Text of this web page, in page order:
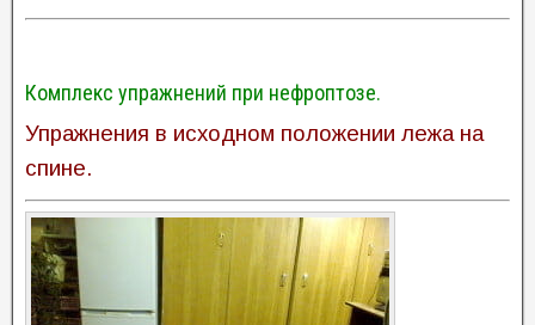
Комплекс упражнений при нефроптозе.
Упражнения в исходном положении лежа на
спине.